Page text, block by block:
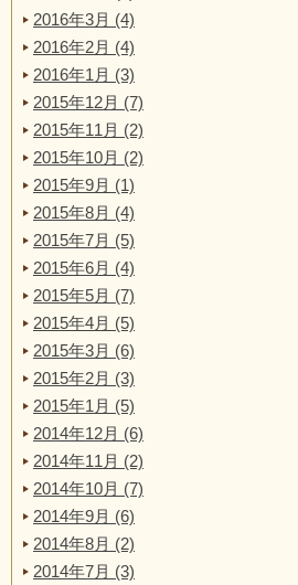
2016年3月 (4)
2016年2月 (4)
2016年1月 (3)
2015年12月 (7)
2015年11月 (2)
2015年10月 (2)
2015年9月 (1)
2015年8月 (4)
2015年7月 (5)
2015年6月 (4)
2015年5月 (7)
2015年4月 (5)
2015年3月 (6)
2015年2月 (3)
2015年1月 (5)
2014年12月 (6)
2014年11月 (2)
2014年10月 (7)
2014年9月 (6)
2014年8月 (2)
2014年7月 (3)